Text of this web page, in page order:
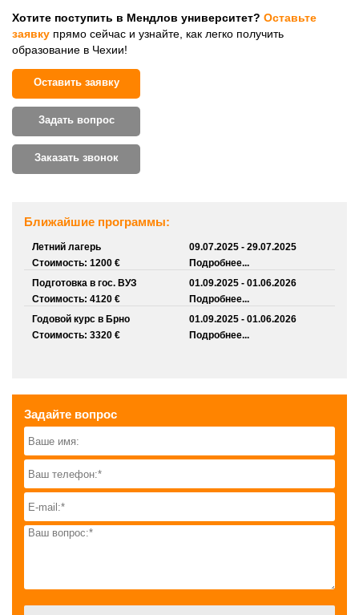
Хотите поступить в Мендлов университет? Оставьте
заявку прямо сейчас и узнайте, как легко получить
образование в Чехии!
Оставить заявку
Задать вопрос
Заказать звонок
Ближайшие программы:
Летний лагерь
Стоимость: 1200 €
09.07.2025 - 29.07.2025
Подробнее...
Подготовка в гос. ВУЗ
Стоимость: 4120 €
01.09.2025 - 01.06.2026
Подробнее...
Годовой курс в Брно
Стоимость: 3320 €
01.09.2025 - 01.06.2026
Подробнее...
Задайте вопрос